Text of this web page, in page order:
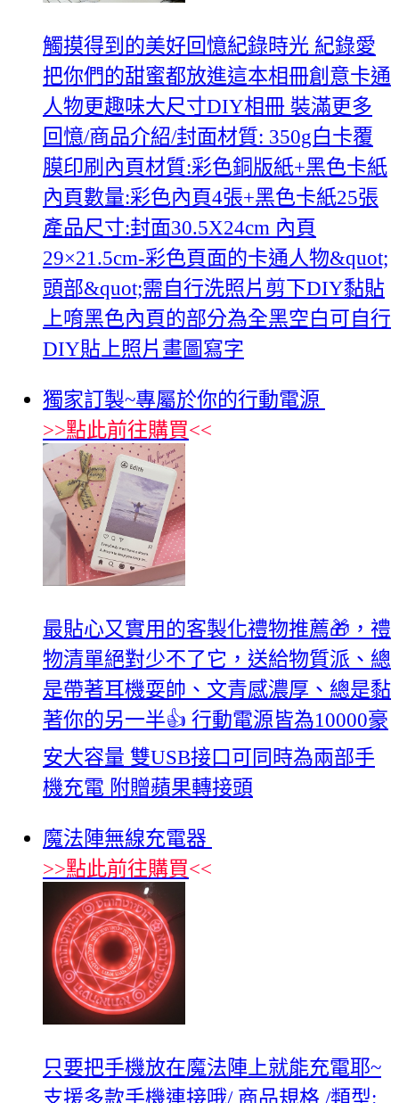
觸摸得到的美好回憶紀錄時光 紀錄愛
把你們的甜蜜都放進這本相冊創意卡通
人物更趣味大尺寸DIY相冊 裝滿更多
回憶/商品介紹/封面材質: 350g白卡覆
膜印刷內頁材質:彩色銅版紙+黑色卡紙
內頁數量:彩色內頁4張+黑色卡紙25張
產品尺寸:封面30.5X24cm 內頁
29×21.5cm-彩色頁面的卡通人物&quot;
頭部&quot;需自行洗照片剪下DIY黏貼
上唷黑色內頁的部分為全黑空白可自行
DIY貼上照片畫圖寫字
獨家訂製~專屬於你的行動電源
>>點此前往購買<<
最貼心又實用的客製化禮物推薦🎁，禮
物清單絕對少不了它，送給物質派、總
是帶著耳機耍帥、文青感濃厚、總是黏
著你的另一半👍 行動電源皆為10000豪
安大容量 雙USB接口可同時為兩部手
機充電 附贈蘋果轉接頭
魔法陣無線充電器
>>點此前往購買<<
只要把手機放在魔法陣上就能充電耶~
支援多款手機連接哦/ 商品規格 /類型: